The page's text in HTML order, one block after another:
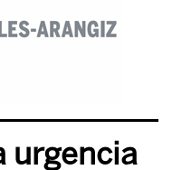
urgencia